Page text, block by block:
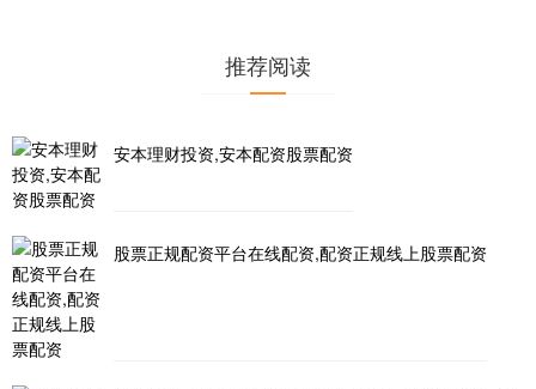
推荐阅读
安本理财投资,安本配资股票配资
股票正规配资平台在线配资,配资正规线上股票配资